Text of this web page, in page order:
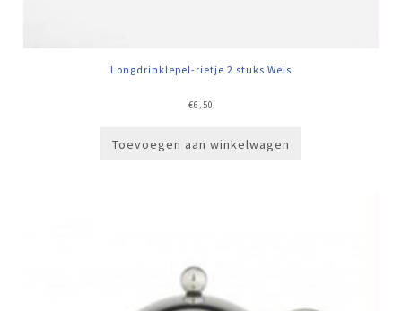
Longdrinklepel-rietje 2 stuks Weis
€6,50
Toevoegen aan winkelwagen